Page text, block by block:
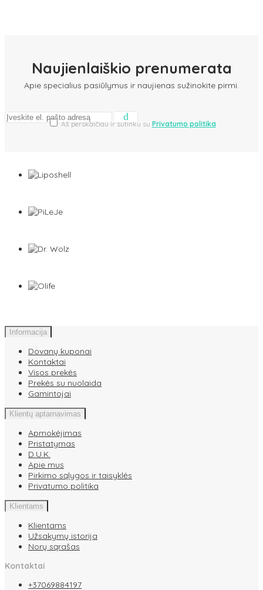
Naujienlaiškio prenumerata
Apie specialius pasiūlymus ir naujienas sužinokite pirmi.
Aš perskaičiau ir sutinku su Privatumo politika
Informacija
Dovanų kuponai
Kontaktai
Visos prekės
Prekės su nuolaida
Gamintojai
Klientų aptarnavimas
Apmokėjimas
Pristatymas
D.U.K.
Apie mus
Pirkimo sąlygos ir taisyklės
Privatumo politika
Klientams
Klientams
Užsakymų istorija
Norų sąrašas
Kontaktai
+37069884197